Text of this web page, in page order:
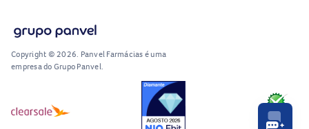
Copyright © 2026. Panvel Farmácias é uma
empresa do Grupo Panvel.